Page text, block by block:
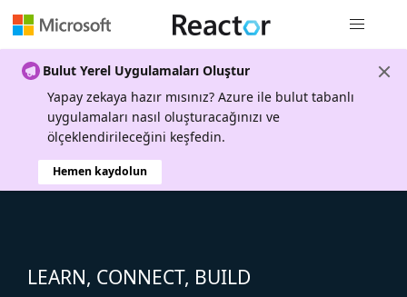
Bulut Yerel Uygulamaları Oluştur
Yapay zekaya hazır mısınız? Azure ile bulut tabanlı
uygulamaları nasıl oluşturacağınızı ve
ölçeklendirileceğini keşfedin.
Hemen kaydolun
LEARN, CONNECT, BUILD